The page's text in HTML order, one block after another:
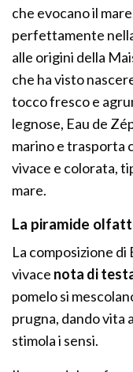
che evocano il
perfettamente
alle origini della
che ha visto
tocco fresco e
legnose, Eau de
marino e trasporta
vivace e colorata,
mare.
La piramide
La composizione di
vivace nota di
pomelo si
prugna, dando vita
stimola i sensi.